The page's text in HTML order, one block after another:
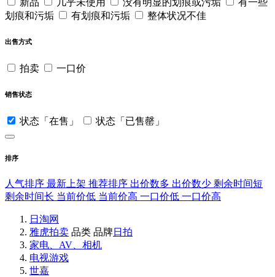
划痕和污垢
有划痕和污垢 整体状况不佳
出售方式
拍卖 一口价
销售状态
状态「在售」 状态「已售罄」
排序
人气排序 最新上架 推荐排序 出价数多 出价数少 剩余时间短
剩余时间长 当前价低 当前价高 一口价低 一口价高
日淘网
雅虎拍卖 品类 品牌日拍
家电、AV、相机
电视游戏
世嘉